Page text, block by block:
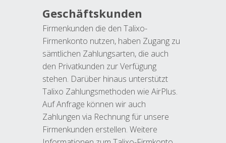
Geschäftskunden
Firmenkunden die den Talixo-
Firmenkonto nutzen, haben Zugang zu
sämtlichen Zahlungsarten, die auch
den Privatkunden zur Verfügung
stehen. Darüber hinaus unterstützt
Talixo Zahlungsmethoden wie AirPlus.
Auf Anfrage können wir auch
Zahlungen via Rechnung für unsere
Firmenkunden erstellen. Weitere